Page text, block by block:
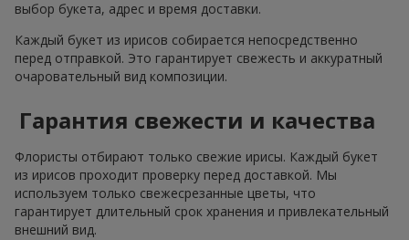
выбор букета, адрес и время доставки.
Каждый букет из ирисов собирается непосредственно
перед отправкой. Это гарантирует свежесть и аккуратный
очаровательный вид композиции.
Гарантия свежести и качества
Флористы отбирают только свежие ирисы. Каждый букет
из ирисов проходит проверку перед доставкой. Мы
используем только свежесрезанные цветы, что
гарантирует длительный срок хранения и привлекательный
внешний вид.